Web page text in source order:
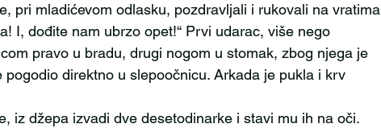
pri mladićevom odlasku, pozdravljali i rukovali na vratima
I, dođite nam ubrzo opet!“ Prvi udarac, više nego
pravo u bradu, drugi nogom u stomak, zbog njega je
direktno u slepoočnicu. Arkada je pukla i krv
iz džepa izvadi dve desetodinarke i stavi mu ih na oči.